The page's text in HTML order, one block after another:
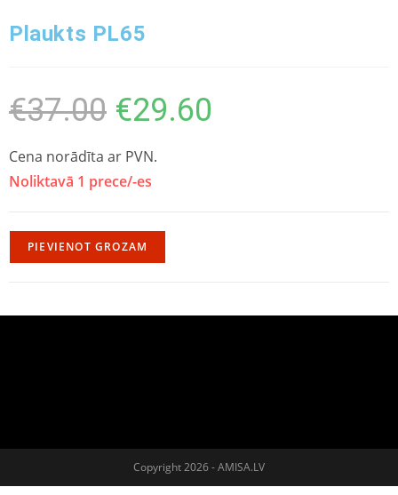
Plaukts PL65
€37.00 €29.60
Cena norādīta ar PVN.
Noliktavā 1 prece/-es
PIEVIENOT GROZAM
Copyright 2026 - AMISA.LV